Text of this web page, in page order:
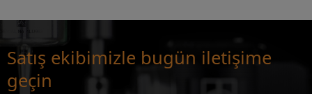
Satış ekibimizle bugün iletişime
geçin